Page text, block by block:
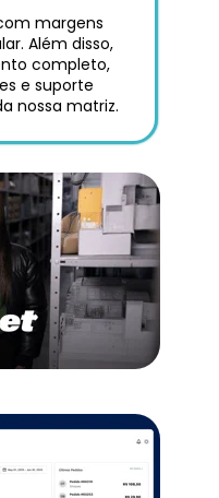
Além disso,
completo,
e suporte
nossa matriz.